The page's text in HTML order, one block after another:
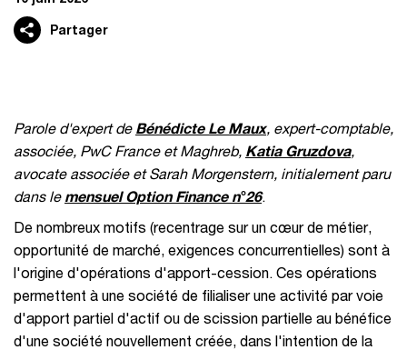
Partager
Parole d'expert de Bénédicte Le Maux, expert-comptable,
associée, PwC France et Maghreb, Katia Gruzdova,
avocate associée et Sarah Morgenstern, initialement paru
dans le mensuel Option Finance n°26.
De nombreux motifs (recentrage sur un cœur de métier,
opportunité de marché, exigences concurrentielles) sont à
l'origine d'opérations d'apport-cession. Ces opérations
permettent à une société de filialiser une activité par voie
d'apport partiel d'actif ou de scission partielle au bénéfice
d'une société nouvellement créée, dans l'intention de la